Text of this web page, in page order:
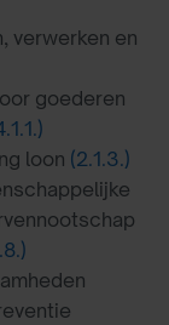
verwerken en
goederen
loon (2.1.3.)